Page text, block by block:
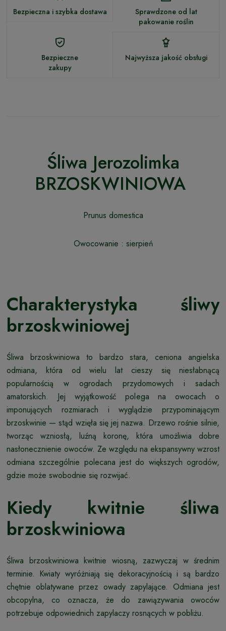
Bezpieczna i szybka dostawa
Sprawdzone od lat
pakowanie roślin
Bezpieczne
zakupy
Najwyższa jakość obsługi
Śliwa Jerozolimka
BRZOSKWINIOWA
Prunus domestica
Owocowanie : sierpień
Charakterystyka śliwy
brzoskwiniowej
Śliwa brzoskwiniowa to bardzo stara, ceniona angielska
odmiana, która od wielu lat cieszy się niesłabnącą
popularnością w ogrodach przydomowych i sadach
amatorskich. Jej wyjątkowość polega na owocach o
imponujących rozmiarach i wyglądzie przypominającym
brzoskwinie — stąd wzięła się jej nazwa. Drzewo rośnie silnie,
tworząc wzniosłą, luźną koronę, która umożliwia dobre
nasłonecznienie owoców. Ze względu na ekspansywny wzrost
odmiana szczególnie polecana jest do większych ogrodów,
gdzie może swobodnie się rozwijać.
Kiedy kwitnie śliwa
brzoskwiniowa
Śliwa brzoskwiniowa kwitnie wiosną, zazwyczaj w średnim
terminie. Kwiaty wyróżniają się dekoracyjnością i są bardzo
chętnie oblatywane przez owady zapylające. Odmiana jest
obcopylna, co oznacza, że do zawiązywania owoców
potrzebuje odpowiednich zapylaczy rosnących w pobliżu.